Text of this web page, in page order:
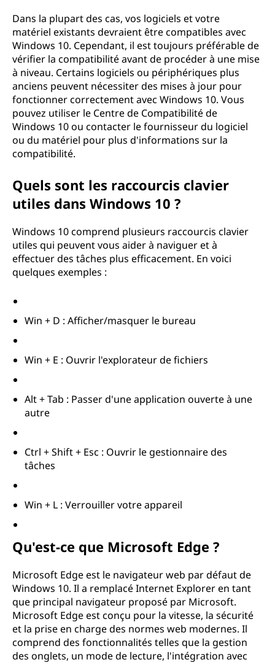
Dans la plupart des cas, vos logiciels et votre
matériel existants devraient être compatibles avec
Windows 10. Cependant, il est toujours préférable de
vérifier la compatibilité avant de procéder à une mise
à niveau. Certains logiciels ou périphériques plus
anciens peuvent nécessiter des mises à jour pour
fonctionner correctement avec Windows 10. Vous
pouvez utiliser le Centre de Compatibilité de
Windows 10 ou contacter le fournisseur du logiciel
ou du matériel pour plus d'informations sur la
compatibilité.
Quels sont les raccourcis clavier
utiles dans Windows 10 ?
Windows 10 comprend plusieurs raccourcis clavier
utiles qui peuvent vous aider à naviguer et à
effectuer des tâches plus efficacement. En voici
quelques exemples :
Win + D : Afficher/masquer le bureau
Win + E : Ouvrir l'explorateur de fichiers
Alt + Tab : Passer d'une application ouverte à une
autre
Ctrl + Shift + Esc : Ouvrir le gestionnaire des
tâches
Win + L : Verrouiller votre appareil
Qu'est-ce que Microsoft Edge ?
Microsoft Edge est le navigateur web par défaut de
Windows 10. Il a remplacé Internet Explorer en tant
que principal navigateur proposé par Microsoft.
Microsoft Edge est conçu pour la vitesse, la sécurité
et la prise en charge des normes web modernes. Il
comprend des fonctionnalités telles que la gestion
des onglets, un mode de lecture, l'intégration avec